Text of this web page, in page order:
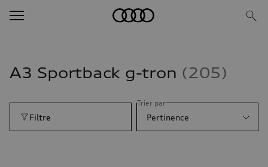
A3 Sportback g-tron 205
Filtre
Trier par
Pertinence